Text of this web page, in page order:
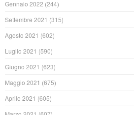
Gennaio 2022 (244)
Settembre 2021 (315)
Agosto 2021 (602)
Luglio 2021 (590)
Giugno 2021 (623)
Maggio 2021 (675)
Aprile 2021 (605)